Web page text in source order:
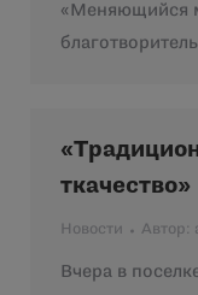
«Меняющийся
ткачество»
Новости Автор:
Вчера в